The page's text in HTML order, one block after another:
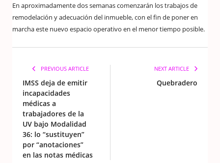
En aproximadamente dos semanas comenzarán los trabajos de
remodelación y adecuación del inmueble, con el fin de poner en
marcha este nuevo espacio operativo en el menor tiempo posible.
PREVIOUS ARTICLE
IMSS deja de emitir
incapacidades
médicas a
trabajadores de la
UV bajo Modalidad
36: lo “sustituyen”
por “anotaciones”
en las notas médicas
NEXT ARTICLE
Quebradero